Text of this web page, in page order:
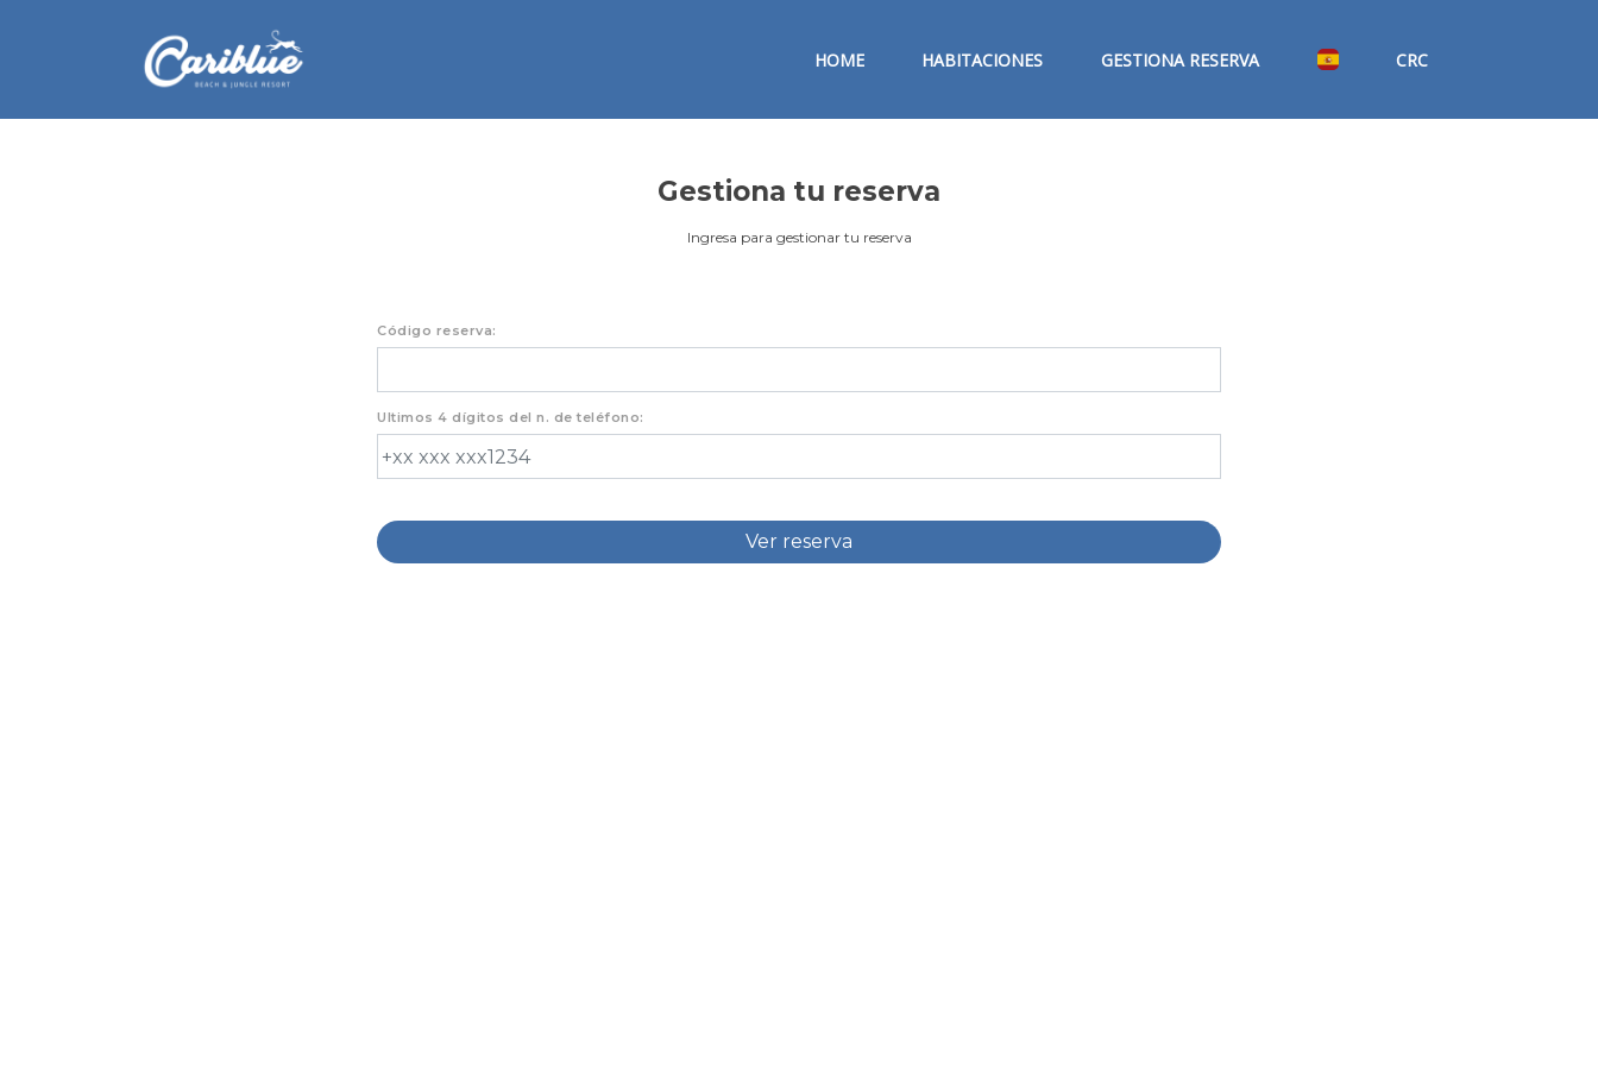
HOME HABITACIONES GESTIONA RESERVA CRC
Gestiona tu reserva
Ingresa para gestionar tu reserva
Código reserva:
Ultimos 4 dígitos del n. de teléfono: